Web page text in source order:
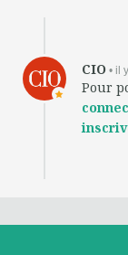
CIO • il
Pour